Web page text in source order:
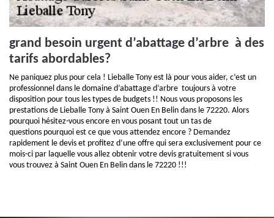
grand besoin urgent d’abattage d’arbre à des
tarifs abordables?
Ne paniquez plus pour cela ! Lieballe Tony est là pour vous aider, c’est un
professionnel dans le domaine d’abattage d’arbre toujours à votre
disposition pour tous les types de budgets !! Nous vous proposons les
prestations de Lieballe Tony à Saint Ouen En Belin dans le 72220. Alors
pourquoi hésitez-vous encore en vous posant tout un tas de
questions pourquoi est ce que vous attendez encore ? Demandez
rapidement le devis et profitez d’une offre qui sera exclusivement pour ce
mois-ci par laquelle vous allez obtenir votre devis gratuitement si vous
vous trouvez à Saint Ouen En Belin dans le 72220 !!!